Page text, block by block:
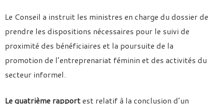
Le Conseil a instruit les ministres en charge du dossier de
prendre les dispositions nécessaires pour le suivi de
proximité des bénéficiaires et la poursuite de la
promotion de l’entreprenariat féminin et des activités du
secteur informel.
Le quatrième rapportest relatif à la conclusion d’un